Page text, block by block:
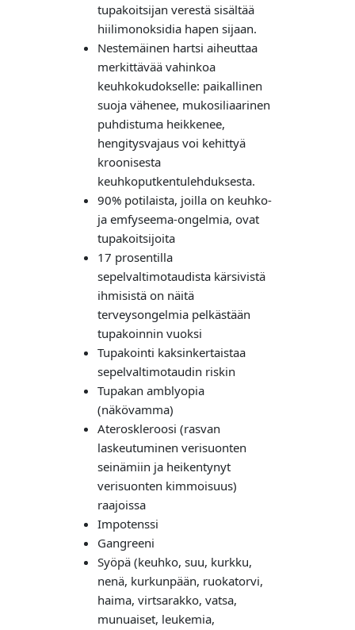
tupakoitsijan verestä sisältää
hiilimonoksidia hapen sijaan.
Nestemäinen hartsi aiheuttaa
merkittävää vahinkoa
keuhkokudokselle: paikallinen
suoja vähenee, mukosiliaarinen
puhdistuma heikkenee,
hengitysvajaus voi kehittyä
kroonisesta
keuhkoputkentulehduksesta.
90% potilaista, joilla on keuhko-
ja emfyseema-ongelmia, ovat
tupakoitsijoita
17 prosentilla
sepelvaltimotaudista kärsivistä
ihmisistä on näitä
terveysongelmia pelkästään
tupakoinnin vuoksi
Tupakointi kaksinkertaistaa
sepelvaltimotaudin riskin
Tupakan amblyopia
(näkövamma)
Ateroskleroosi (rasvan
laskeutuminen verisuonten
seinämiin ja heikentynyt
verisuonten kimmoisuus)
raajoissa
Impotenssi
Gangreeni
Syöpä (keuhko, suu, kurkku,
nenä, kurkunpään, ruokatorvi,
haima, virtsarakko, vatsa,
munuaiset, leukemia,